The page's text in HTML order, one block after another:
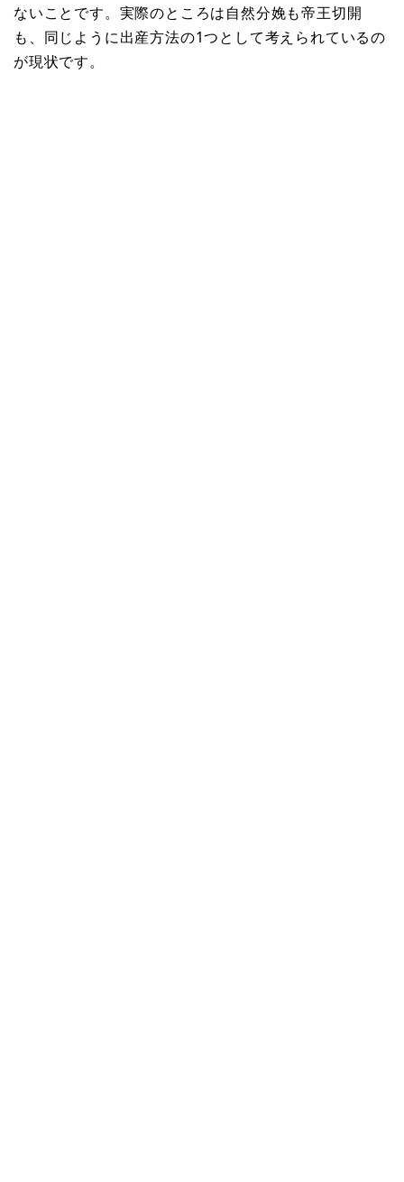
ないことです。実際のところは自然分娩も帝王切開
も、同じように出産方法の1つとして考えられているの
が現状です。